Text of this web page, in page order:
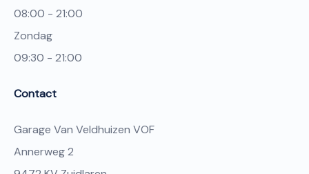
08:00 - 21:00
Zondag
09:30 - 21:00
Contact
Garage Van Veldhuizen VOF
Annerweg 2